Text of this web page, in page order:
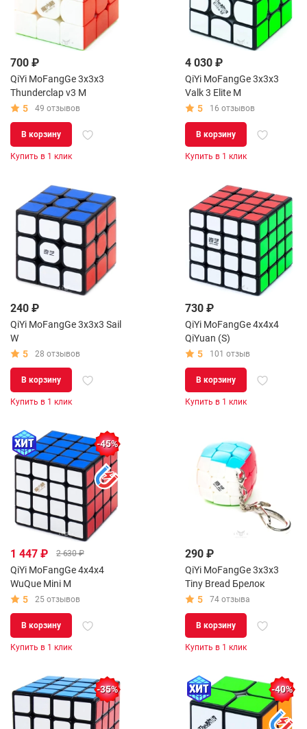
700 ₽
QiYi MoFangGe 3x3x3
Thunderclap v3 M
5
49 отзывов
В корзину
Купить в 1 клик
4 030 ₽
QiYi MoFangGe 3x3x3
Valk 3 Elite M
5
16 отзывов
В корзину
Купить в 1 клик
240 ₽
QiYi MoFangGe 3x3x3 Sail
W
5
28 отзывов
В корзину
Купить в 1 клик
730 ₽
QiYi MoFangGe 4x4x4
QiYuan (S)
5
101 отзыв
В корзину
Купить в 1 клик
-45%
1 447 ₽ 2 630 ₽
QiYi MoFangGe 4x4x4
WuQue Mini M
5
25 отзывов
В корзину
Купить в 1 клик
290 ₽
QiYi MoFangGe 3x3x3
Tiny Bread Брелок
5
74 отзыва
В корзину
Купить в 1 клик
-35% -40%